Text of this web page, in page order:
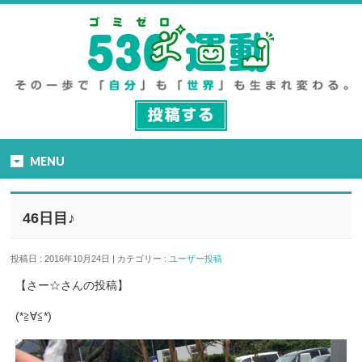
MENU
46日目♪
投稿日 : 2016年10月24日 | カテゴリー :ユーザー投稿
【さー☆さんの投稿】
(*≧∀≦*)